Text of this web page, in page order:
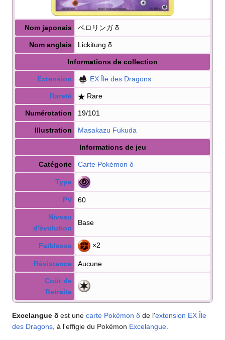
Nom japonais ベロリンガ δ
Nom anglais Lickitung δ
Informations de collection
Extension EX Île des Dragons
Rareté Rare
Numérotation 19/101
Illustration Masakazu Fukuda
Informations de jeu
Catégorie Carte Pokémon δ
Type
PV 60
Niveau
d'évolution
Base
Faiblesse ×2
Résistance Aucune
Coût de
Retraite
Excelangue δ est une carte Pokémon δ de l'extension EX Île
des Dragons , à l'effigie du Pokémon Excelangue